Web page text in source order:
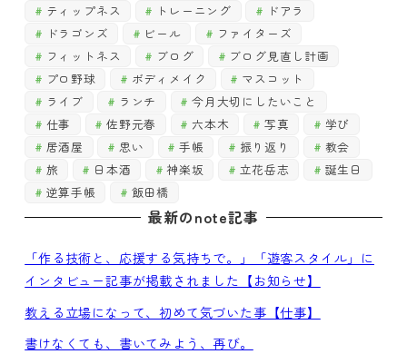
ティップネス
トレーニング
ドアラ
ドラゴンズ
ビール
ファイターズ
フィットネス
ブログ
ブログ見直し計画
プロ野球
ボディメイク
マスコット
ライブ
ランチ
今月大切にしたいこと
仕事
佐野元春 六本木 写真
学び
居酒屋
思い 手帳 振り返り
教会
旅
日本酒 神楽坂 立花岳志
誕生日
逆算手帳
飯田橋
最新のnote記事
「作る技術と、応援する気持ちで。」「遊客スタイル」に
インタビュー記事が掲載されました【お知らせ】
教える立場になって、初めて気づいた事【仕事】
書けなくても、書いてみよう、再び。